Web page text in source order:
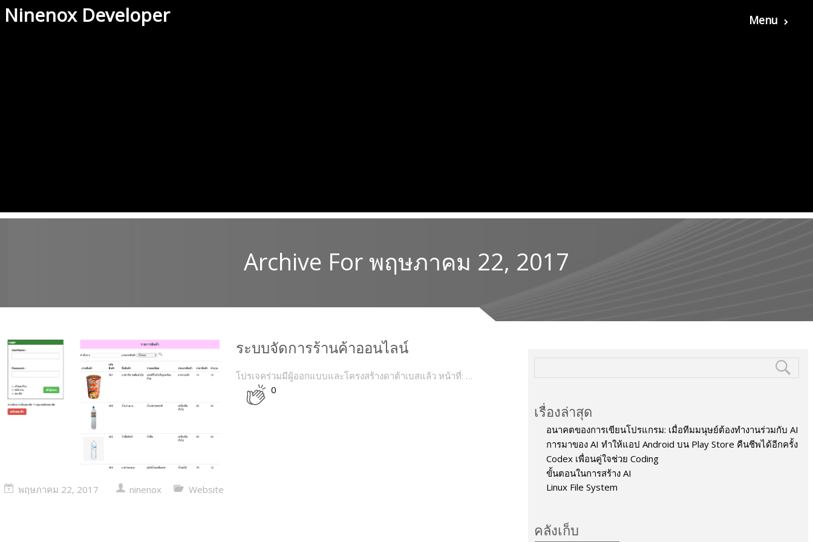
Ninenox Developer Menu
Archive For พฤษภาคม 22, 2017
เรื่องล่าสุด
อนาคตของการเขียนโปรแกรม: เมื่อทีมมนุษย์ต้องทำงานร่วมกับ AI
การมาของ AI ทำให้แอป Android บน Play Store คืนชีพได้อีกครั้ง
Codex เพื่อนคู่ใจช่วย Coding
ขั้นตอนในการสร้าง AI
Linux File System
คลังเก็บ
ระบบจัดการร้านค้าออนไลน์
โปรเจคร่วมมีผู้ออกแบบและโครงสร้างดาต้าเบสแล้ว หน้าที่: …
0
พฤษภาคม 22, 2017 ninenox Website